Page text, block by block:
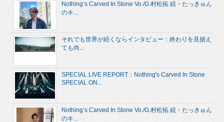
Nothing’s Carved In Stone Vo./G.村松拓 続・たっきゅん
のキ...
それでも世界が続くならインタビュー：終わりを見据え
ても尚...
SPECIAL LIVE REPORT：Nothing's Carved In Stone
SPECIAL ON...
Nothing’s Carved In Stone Vo./G.村松拓 続・たっきゅん
のキ...